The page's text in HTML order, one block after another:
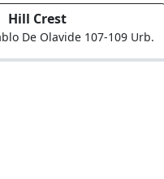
Hill Crest
De Olavide 107-109 Urb.